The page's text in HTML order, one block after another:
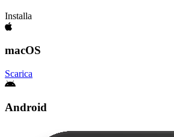
Installa
macOS
Scarica
Android